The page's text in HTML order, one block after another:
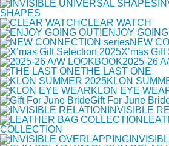
SHAPES
CLEAR WATCH
ENJOY
NEW
X’mas
2025-26
THE LAST ONE
KLON
KLON EYE
Gift For June
INVISIBLE
COLLECTION